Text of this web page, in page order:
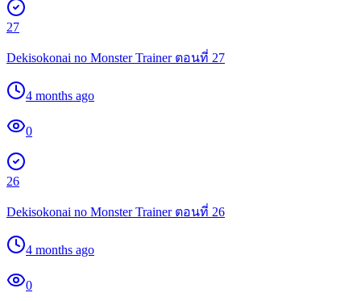
27
Dekisokonai no Monster Trainer ตอนที่ 27
4 months ago
0
26
Dekisokonai no Monster Trainer ตอนที่ 26
4 months ago
0